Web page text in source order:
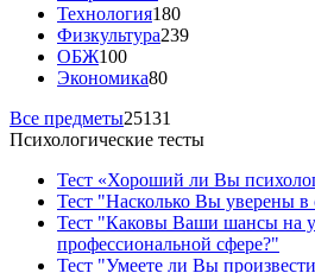
Технология180
Физкультура239
ОБЖ100
Экономика80
Все предметы25131
Психологические тесты
Тест «Хороший ли Вы
Тест "Насколько Вы уверены в
Тест "Каковы Ваши шансы на
профессиональной сфере?"
Тест "Умеете ли Вы